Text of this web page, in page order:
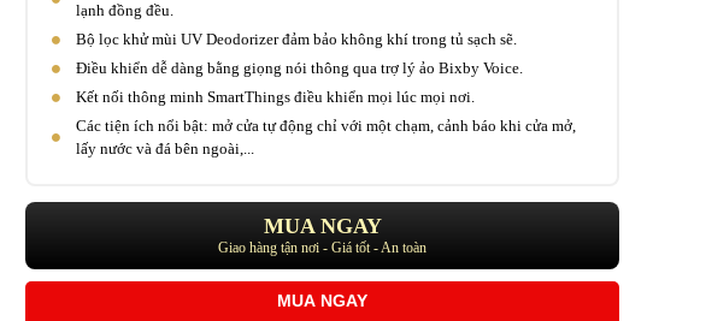
lạnh đồng đều.
Bộ lọc khử mùi UV Deodorizer đảm bảo không khí trong tủ sạch sẽ.
Điều khiển dễ dàng bằng giọng nói thông qua trợ lý ảo Bixby Voice.
Kết nối thông minh SmartThings điều khiển mọi lúc mọi nơi.
Các tiện ích nổi bật: mở cửa tự động chỉ với một chạm, cảnh báo khi cửa mở,
lấy nước và đá bên ngoài,...
MUA NGAY
Giao hàng tận nơi - Giá tốt - An toàn
MUA NGAY